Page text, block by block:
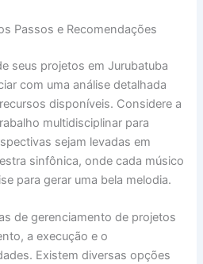
Passos e Recomendações
seus projetos em Jurubatuba
com uma análise detalhada
disponíveis. Considere a
multidisciplinar para
sejam levadas em
sinfônica, onde cada músico
para gerar uma bela melodia.
de gerenciamento de projetos
a execução e o
Existem diversas opções